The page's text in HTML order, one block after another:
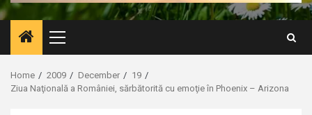
Primary
Menu
Home 2009 December
19
Ziua Naţională a României, sărbătorită cu emoţie în Phoenix – Arizona